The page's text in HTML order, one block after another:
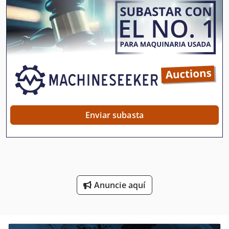
Rheinbahn. Equipamientos adicionales bajo pedido del
cliente. Precio a consultar, modelo básico desde 220.000,-
€ neto. También disponemos de modelos usados en stock.
Años de fabricación 2018 - 2022. Por favor consúltenos.
Estaciones De Servicio
Fabricación De
Fabricación De La Máquina
Herramienta De Máquina
Herramientas Para
Maquina Para
Enviar subasta
Anuncie aquí